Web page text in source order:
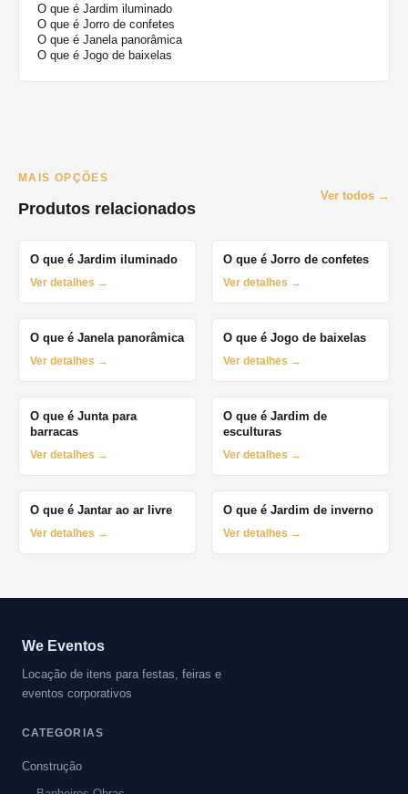
O que é Jardim iluminado
O que é Jorro de confetes
O que é Janela panorâmica
O que é Jogo de baixelas
MAIS OPÇÕES
Produtos relacionados
Ver todos →
O que é Jardim iluminado
Ver detalhes →
O que é Jorro de confetes
Ver detalhes →
O que é Janela panorâmica
Ver detalhes →
O que é Jogo de baixelas
Ver detalhes →
O que é Junta para
barracas
Ver detalhes →
O que é Jardim de
esculturas
Ver detalhes →
O que é Jantar ao ar livre
Ver detalhes →
O que é Jardim de inverno
Ver detalhes →
We Eventos
Locação de itens para festas, feiras e
eventos corporativos
CATEGORIAS
Construção